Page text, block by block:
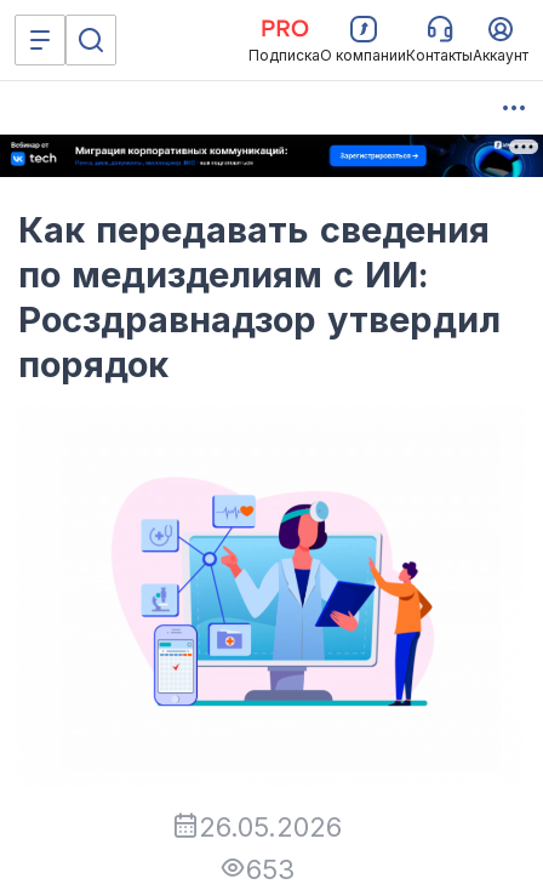
ПодпискаО компанииКонтактыАккаунт
Как передавать сведения
по медизделиям с ИИ:
Росздравнадзор утвердил
порядок
26.05.2026
653